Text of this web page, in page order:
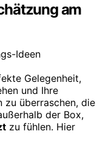
am
Gelegenheit,
und Ihre
zu überraschen, die
der Box,
zu fühlen. Hier